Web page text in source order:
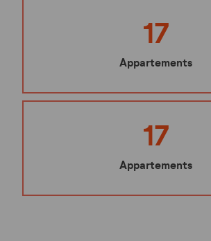
17
Appartements
17
Appartements